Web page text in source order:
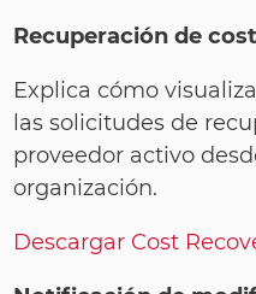
Recuperación de
Explica cómo
las solicitudes de
proveedor activo
organización.
Descargar Cost